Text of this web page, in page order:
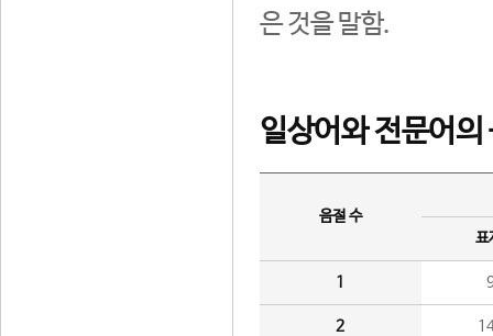
은 것을 말함.
일상어와 전문어의
음절 수
표
1
2